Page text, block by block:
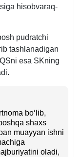
hisobvaraq-
pudratchi
tashlanadigan
esa SKning
boʻlib,
shaхs
muayyan ishni
oladi,